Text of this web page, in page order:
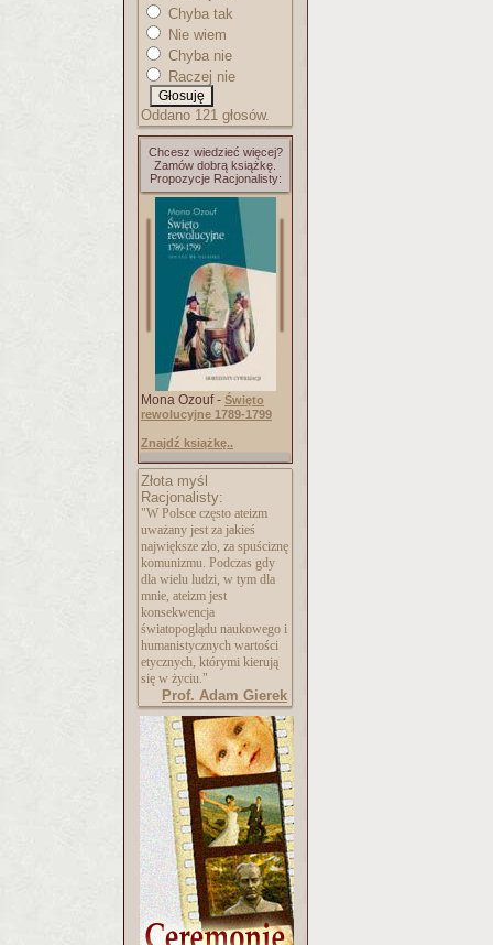
Chyba tak
Nie wiem
Chyba nie
Raczej nie
Oddano 121 głosów.
Chcesz wiedzieć więcej?
Zamów dobrą książkę.
Propozycje Racjonalisty:
Mona Ozouf - Święto
rewolucyjne 1789-1799
Znajdź książkę..
Złota myśl
Racjonalisty:
"W Polsce często ateizm
uważany jest za jakieś
największe zło, za spuściznę
komunizmu. Podczas gdy
dla wielu ludzi, w tym dla
mnie, ateizm jest
konsekwencja
światopoglądu naukowego i
humanistycznych wartości
etycznych, którymi kierują
się w życiu."
Prof. Adam Gierek